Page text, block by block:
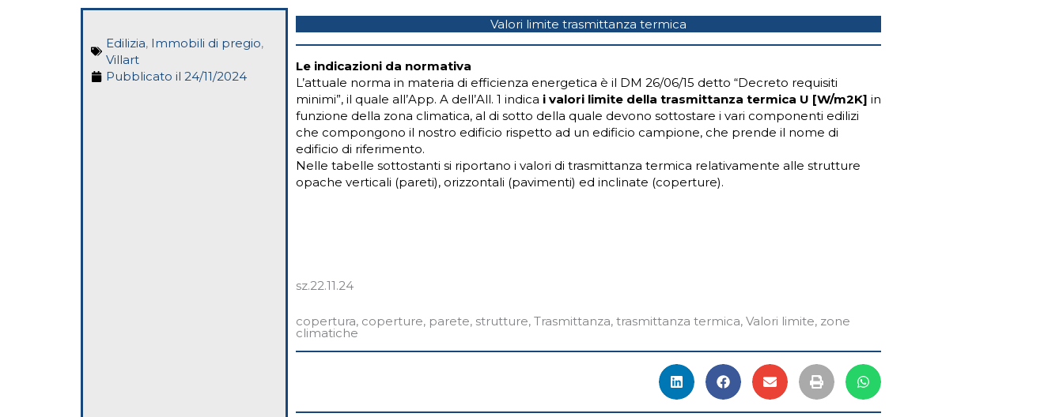
Edilizia, Immobili di pregio,
Villart
Pubblicato il 24/11/2024
Valori limite trasmittanza termica
Le indicazioni da normativa
L’attuale norma in materia di efficienza energetica è il DM 26/06/15 detto “Decreto requisiti
minimi”, il quale all’App. A dell’All. 1 indica i valori limite della trasmittanza termica U [W/m2K] in
funzione della zona climatica, al di sotto della quale devono sottostare i vari componenti edilizi
che compongono il nostro edificio rispetto ad un edificio campione, che prende il nome di
edificio di riferimento.
Nelle tabelle sottostanti si riportano i valori di trasmittanza termica relativamente alle strutture
opache verticali (pareti), orizzontali (pavimenti) ed inclinate (coperture).
sz.22.11.24
copertura, coperture, parete, strutture,Trasmittanza,trasmittanza termica,Valori limite, zone
climatiche